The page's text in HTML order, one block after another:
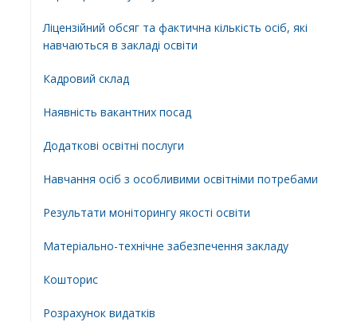
Ліцензійний обсяг та фактична кількість осіб, які
навчаються в закладі освіти
Кадровий склад
Наявність вакантних посад
Додатковi освiтнi послуги
Навчання осіб з особливими освітніми потребами
Результати моніторингу якості освіти
Матеріально-технічне забезпечення закладу
Кошторис
Розрахунок видатків